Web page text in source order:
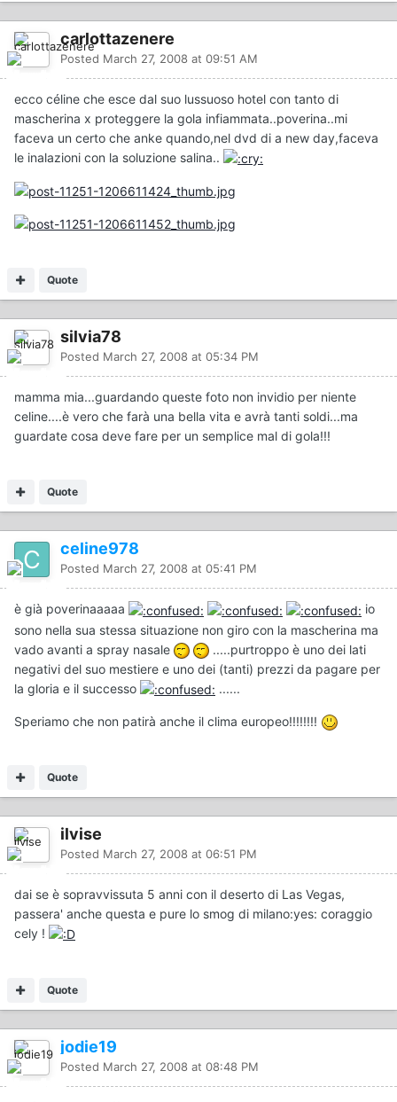
carlottazenere
Posted March 27, 2008 at 09:51 AM
ecco céline che esce dal suo lussuoso hotel con tanto di
mascherina x proteggere la gola infiammata..poverina..mi
faceva un certo che anke quando,nel dvd di a new day,faceva
le inalazioni con la soluzione salina..
Quote
silvia78
Posted March 27, 2008 at 05:34 PM
mamma mia...guardando queste foto non invidio per niente
celine....è vero che farà una bella vita e avrà tanti soldi...ma
guardate cosa deve fare per un semplice mal di gola!!!
Quote
celine978
Posted March 27, 2008 at 05:41 PM
è già poverinaaaaa
io
sono nella sua stessa situazione non giro con la mascherina ma
vado avanti a spray nasale
.....purtroppo è uno dei lati
negativi del suo mestiere e uno dei (tanti) prezzi da pagare per
la gloria e il successo
......
Speriamo che non patirà anche il clima europeo!!!!!!!!
Quote
ilvise
Posted March 27, 2008 at 06:51 PM
dai se è sopravvissuta 5 anni con il deserto di Las Vegas,
passera' anche questa e pure lo smog di milano:yes: coraggio
cely !
Quote
jodie19
Posted March 27, 2008 at 08:48 PM